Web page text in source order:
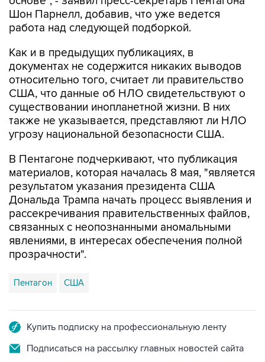
Шон Парнелл, добавив, что уже ведется
работа над следующей подборкой.
Как и в предыдущих публикациях, в
документах не содержится никаких выводов
относительно того, считает ли правительство
США, что данные об НЛО свидетельствуют о
существовании инопланетной жизни. В них
также не указывается, представляют ли НЛО
угрозу национальной безопасности США.
В Пентагоне подчеркивают, что публикация
материалов, которая началась 8 мая, "является
результатом указания президента США
Дональда Трампа начать процесс выявления и
рассекречивания правительственных файлов,
связанных с неопознанными аномальными
явлениями, в интересах обеспечения полной
прозрачности".
Пентагон США
Купить подписку на профессиональную ленту
Подписаться на рассылку главных новостей сайта